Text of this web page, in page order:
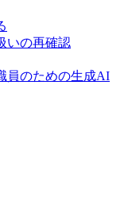
いの再確認
員のための生成AI